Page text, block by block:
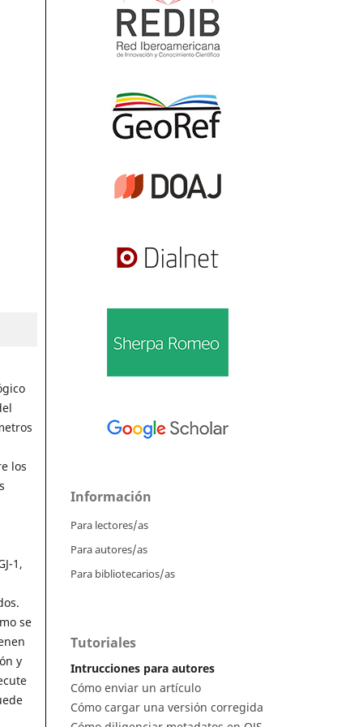
los
1,
se
y
Información
Para lectores/as
Para autores/as
Para bibliotecarios/as
Tutoriales
Intrucciones para autores
Cómo enviar un artículo
Cómo cargar una versión corregida